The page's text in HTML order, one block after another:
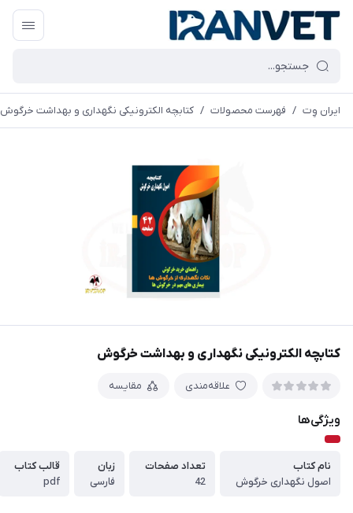
ایران وِت / فهرست محصولات / کتابچه الکترونیکی نگهداری و بهداشت خرگوش
کتابچه الکترونیکی نگهداری و بهداشت خرگوش
علاقه‌مندی مقایسه
ویژگی‌ها
نام کتاب
اصول نگهداری خرگوش
تعداد صفحات
42
زبان
فارسی
قالب کتاب
pdf